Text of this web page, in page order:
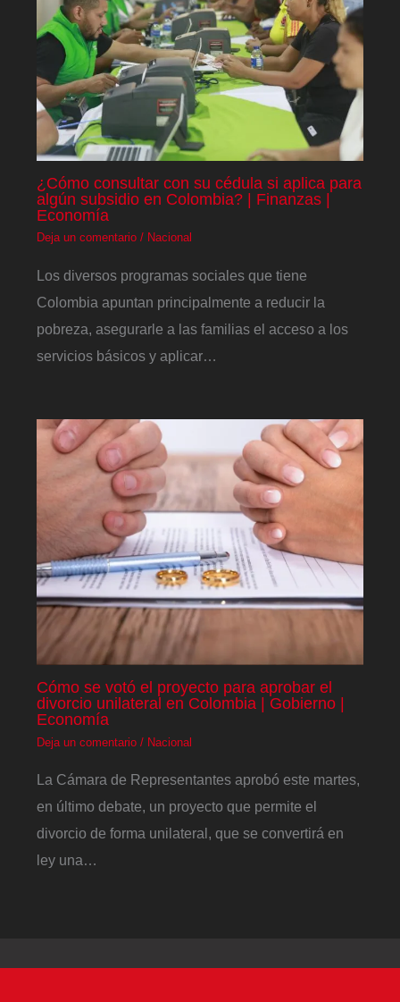
¿Cómo consultar con su cédula si aplica para
algún subsidio en Colombia? | Finanzas |
Economía
Deja un comentario / Nacional
Los diversos programas sociales que tiene
Colombia apuntan principalmente a reducir la
pobreza, asegurarle a las familias el acceso a los
servicios básicos y aplicar…
Cómo se votó el proyecto para aprobar el
divorcio unilateral en Colombia | Gobierno |
Economía
Deja un comentario / Nacional
La Cámara de Representantes aprobó este martes,
en último debate, un proyecto que permite el
divorcio de forma unilateral, que se convertirá en
ley una…